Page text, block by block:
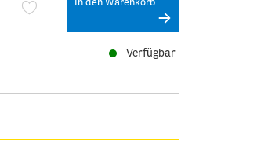
In den Warenkorb
Verfügbar